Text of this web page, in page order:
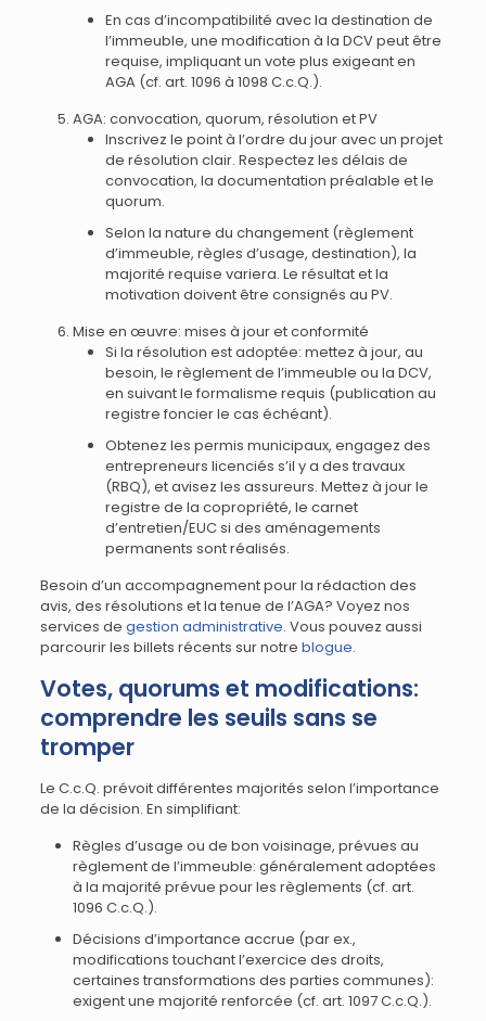
En cas d’incompatibilité avec la destination de
l’immeuble, une modification à la DCV peut être
requise, impliquant un vote plus exigeant en
AGA (cf. art. 1096 à 1098 C.c.Q.).
AGA: convocation, quorum, résolution et PV
Inscrivez le point à l’ordre du jour avec un projet
de résolution clair. Respectez les délais de
convocation, la documentation préalable et le
quorum.
Selon la nature du changement (règlement
d’immeuble, règles d’usage, destination), la
majorité requise variera. Le résultat et la
motivation doivent être consignés au PV.
Mise en œuvre: mises à jour et conformité
Si la résolution est adoptée: mettez à jour, au
besoin, le règlement de l’immeuble ou la DCV,
en suivant le formalisme requis (publication au
registre foncier le cas échéant).
Obtenez les permis municipaux, engagez des
entrepreneurs licenciés s’il y a des travaux
(RBQ), et avisez les assureurs. Mettez à jour le
registre de la copropriété, le carnet
d’entretien/EUC si des aménagements
permanents sont réalisés.
Besoin d’un accompagnement pour la rédaction des
avis, des résolutions et la tenue de l’AGA? Voyez nos
services de gestion administrative. Vous pouvez aussi
parcourir les billets récents sur notre blogue.
Votes, quorums et modifications:
comprendre les seuils sans se
tromper
Le C.c.Q. prévoit différentes majorités selon l’importance
de la décision. En simplifiant:
Règles d’usage ou de bon voisinage, prévues au
règlement de l’immeuble: généralement adoptées
à la majorité prévue pour les règlements (cf. art.
1096 C.c.Q.).
Décisions d’importance accrue (par ex.,
modifications touchant l’exercice des droits,
certaines transformations des parties communes):
exigent une majorité renforcée (cf. art. 1097 C.c.Q.).